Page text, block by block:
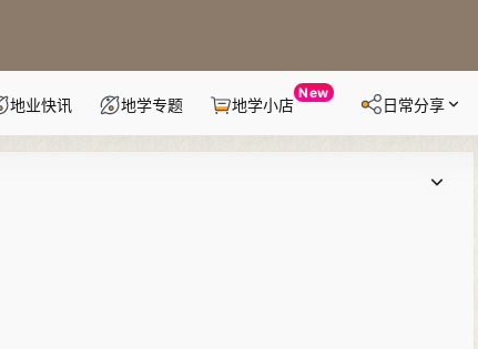
地业快讯 地学专题 地学小店
New
日常分享